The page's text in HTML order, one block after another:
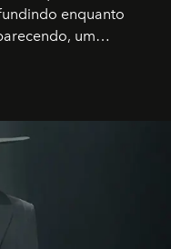
enquanto
um
para muitos
de missão na vida e